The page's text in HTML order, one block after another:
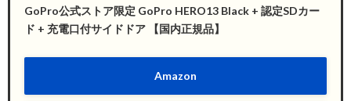
GoPro公式ストア限定 GoPro HERO13 Black + 認定SDカー
ド + 充電口付サイドドア 【国内正規品】
Amazon